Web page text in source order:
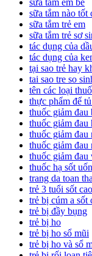
sữa tắm nào tốt
sữa tắm trẻ em
sữa tắm trẻ sơ
tác dụng của
tác dụng của
tại sao trẻ hay
tai sao tre so
tên các loại
thực phẩm để
thuốc giảm đau
thuốc giảm đau
thuốc giảm đau
thuốc giảm đau
thuốc giảm đau
thuốc hạ sốt
trang da toan
trẻ 3 tuổi sốt cao
trẻ bị cúm a sốt
trẻ bị đầy bụng
trẻ bị ho
trẻ bị ho sổ mũi
trẻ bị ho và sổ